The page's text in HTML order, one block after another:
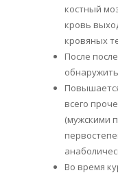
костный
кровь
кровяных
После
всего
(мужскими
Во время